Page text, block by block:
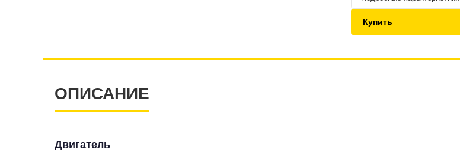
Купить
ОПИСАНИЕ
Двигатель